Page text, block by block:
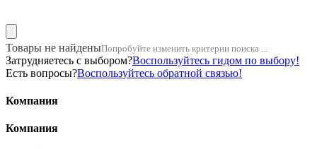
Товары не найденыПопробуйте изменить критерии поиска ...
Затрудняетесь с выбором?Воспользуйтесь гидом по выбору!
Есть вопросы?Воспользуйтесь обратной связью!
Компания
Компания